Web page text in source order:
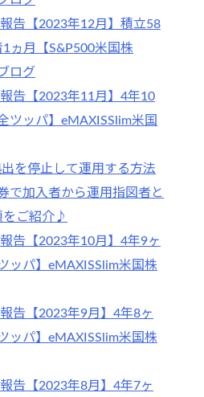
告【2023年12月】積立58
ヵ月【S&P500米国株
ログ
告【2023年11月】4年10
ツッパ】eMAXISSlim米国
を停止して運用する方法
で加入者から運用指図者と
をご紹介♪
告【2023年10月】4年9ヶ
ッパ】eMAXISSlim米国株
告【2023年9月】4年8ヶ
ッパ】eMAXISSlim米国株
告【2023年8月】4年7ヶ